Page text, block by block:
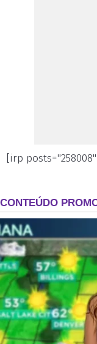
[irp posts="258008" ]